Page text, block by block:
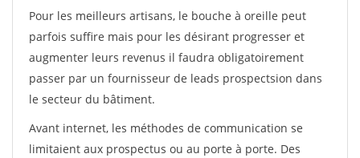
Pour les meilleurs artisans, le bouche à oreille peut
parfois suffire mais pour les désirant progresser et
augmenter leurs revenus il faudra obligatoirement
passer par un fournisseur de leads prospectsion dans
le secteur du bâtiment.
Avant internet, les méthodes de communication se
limitaient aux prospectus ou au porte à porte. Des